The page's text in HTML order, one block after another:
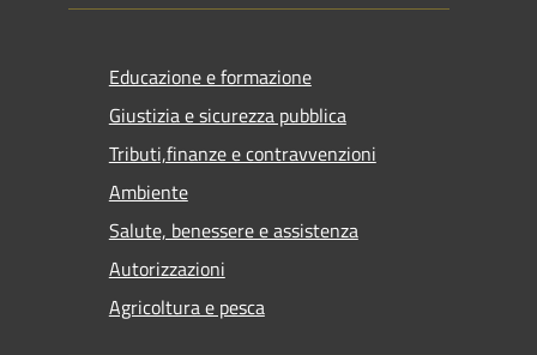
Educazione e formazione
Giustizia e sicurezza pubblica
Tributi,finanze e contravvenzioni
Ambiente
Salute, benessere e assistenza
Autorizzazioni
Agricoltura e pesca